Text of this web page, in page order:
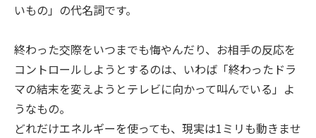
いもの」の代名詞です。
終わった交際をいつまでも悔やんだり、お相手の反応を
コントロールしようとするのは、いわば「終わったドラ
マの結末を変えようとテレビに向かって叫んでいる」よ
うなもの。
どれだけエネルギーを使っても、現実は1ミリも動きませ